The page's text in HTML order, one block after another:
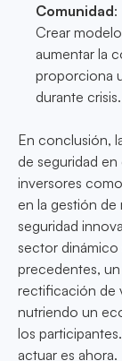
Comunidad:
Crear
aumentar la
proporciona
durante crisis.
En conclusión,
de seguridad
inversores
en la gestión de
seguridad
sector dinámico
precedentes,
rectificación de
nutriendo un
los
actuar es ahora.